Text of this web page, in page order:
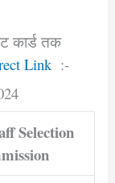
कार्ड तक
Link :-
Selection